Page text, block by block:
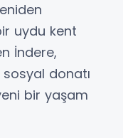
uydu kent
İndere,
sosyal donatı
bir yaşam